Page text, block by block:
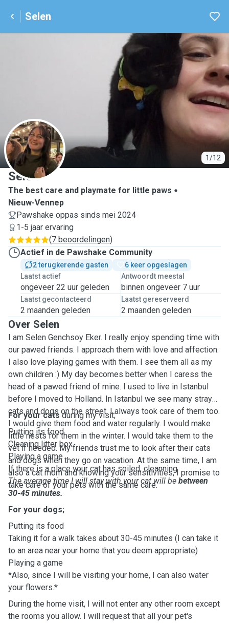
Selen
1/12
S
Selen
The best care and playmate for little paws
Nieuw-Vennep
Pawshake oppas sinds mei 2024
1-5 jaar ervaring
(7 beoordelingen)
Actief in de Pawshake Community
2 terugkerende gasten
6 keer opgeslagen
Laatst actief
ongeveer 22 uur geleden
Antwoordt meestal
binnen ongeveer 7 uur
Laatst gecontacteerd
2 maanden geleden
Laatst gereserveerd
2 maanden geleden
Over Selen
I am Selen Genchsoy Eker. I really enjoy spending time with
our pawed friends. I approach them with love and affection.
I also love playing games with them. I see them all as my
own children :) My day becomes better when I caress the
head of a pawed friend of mine. I used to live in Istanbul
before I moved to Holland. In Istanbul we see many stray
cats and dogs on the street. I always took care of them too.
I would give them food and water regularly. I would make
little nests for them in the winter. I would take them to the
vet if needed. My friends trust me to look after their cats
and dogs when they go on vacation. At the same time, I am
also a cat mom and knowing your sensitivities, I promise to
take care of your pets with the same care.
For your catsduring my visit;
Putting its food
Cleaning litter box
Playing a game
If there is a place your cat has soiled, cleanning
The average time I will stay with your cat will be between
30-45 minutes.
For your dogs;
Putting its food
Taking it for a walk takes about 30-45 minutes (I can take it
to an area near your home that you deem appropriate)
Playing a game
*Also, since I will be visiting your home, I can also water
your flowers.*
During the home visit, I will not enter any other room except
the rooms you allow. I will request that all your pet's